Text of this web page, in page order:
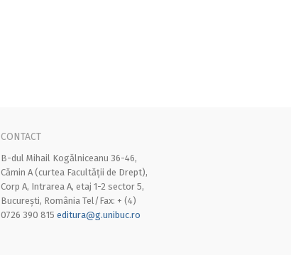
CONTACT
B-dul Mihail Kogălniceanu 36-46,
Cămin A (curtea Facultății de Drept),
Corp A, Intrarea A, etaj 1-2 sector 5,
București, România Tel/Fax: + (4)
0726 390 815 editura@g.unibuc.ro